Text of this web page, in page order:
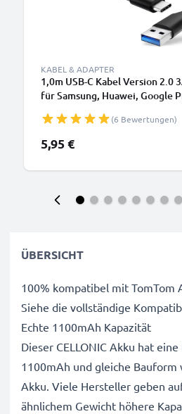
KABEL & ADAPTER
1,0m USB-C Kabel Version 2.0
für Samsung, Huawei, Google
(6 Bewertungen)
5,95 €
ÜBERSICHT
100% kompatibel mit TomTom
Siehe die vollständige
Echte 1100mAh Kapazität
Dieser CELLONIC Akku hat
1100mAh und gleiche
Akku. Viele Hersteller geben
ähnlichem Gewicht höhere